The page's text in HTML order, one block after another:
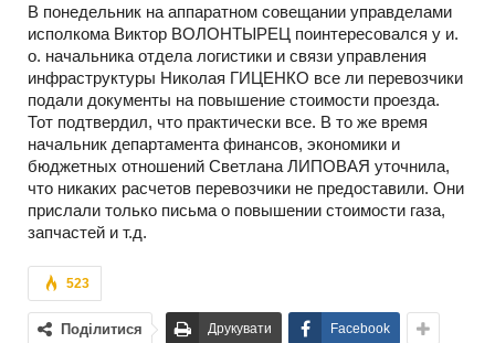
В понедельник на аппаратном совещании управделами
исполкома Виктор ВОЛОНТЫРЕЦ поинтересовался у и.
о. начальника отдела логистики и связи управления
инфраструктуры Николая ГИЦЕНКО все ли перевозчики
подали документы на повышение стоимости проезда.
Тот подтвердил, что практически все. В то же время
начальник департамента финансов, экономики и
бюджетных отношений Светлана ЛИПОВАЯ уточнила,
что никаких расчетов перевозчики не предоставили. Они
прислали только письма о повышении стоимости газа,
запчастей и т.д.
523
Поділитися Друкувати Facebook